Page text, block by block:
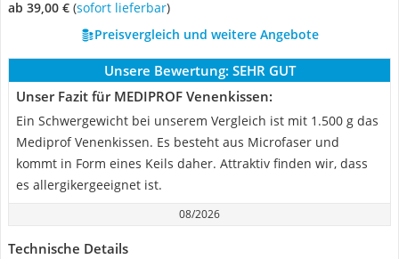
ab 39,00 € ( Sofort lieferbar)
Preisvergleich und weitere Angebote
Unsere Bewertung: SEHR GUT
Unser Fazit für MEDIPROF Venenkissen:
Ein Schwergewicht bei unserem Vergleich ist mit 1.500 g das
Mediprof Venenkissen. Es besteht aus Microfaser und
kommt in Form eines Keils daher. Attraktiv finden wir, dass
es allergikergeeignet ist.
08/2026
Technische Details